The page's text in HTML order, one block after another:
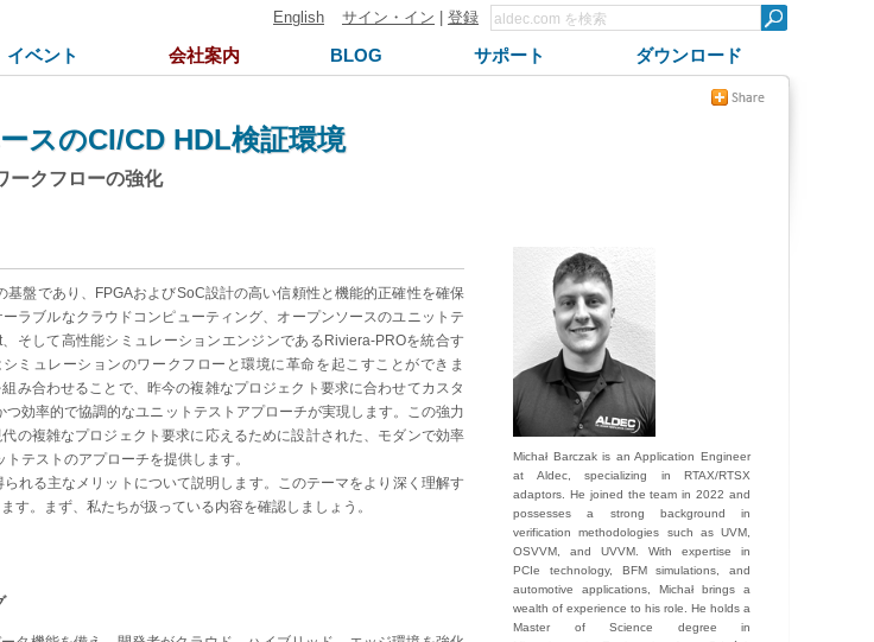
English サイン・イン 登録
イベント 会社案内 BLOG サポート ダウンロード
スのCI/CD HDL検証環境
ークフローの強化
基盤であり、FPGAおよびSoC設計の高い信頼性と機能的正確性を確保
ラブルなクラウドコンピューティング、オープンソースのユニットテ
そして高性能シミュレーションエンジンであるRiviera-PROを統合す
ミュレーションのワークフローと環境に革命を起こすことができま
み合わせることで、昨今の複雑なプロジェクト要求に合わせてカスタ
つ効率的で協調的なユニットテストアプローチが実現します。この強力
の複雑なプロジェクト要求に応えるために設計された、モダンで効率
テストのアプローチを提供します。
れる主なメリットについて説明します。このテーマをより深く理解す
す。まず、私たちが扱っている内容を確認しましょう。
Michał Barczak is an Application Engineer
at Aldec, specializing in RTAX/RTSX
adaptors. He joined the team in 2022 and
possesses a strong background in
verification methodologies such as UVM,
OSVVM, and UVVM. With expertise in
PCIe technology, BFM simulations, and
automotive applications, Michał brings a
wealth of experience to his role. He holds a
Master of Science degree in